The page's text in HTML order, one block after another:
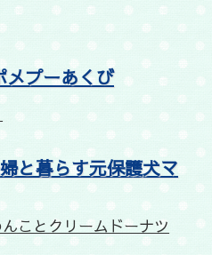
メプーあくび
と暮らす元保護犬マ
ことクリームドーナツ